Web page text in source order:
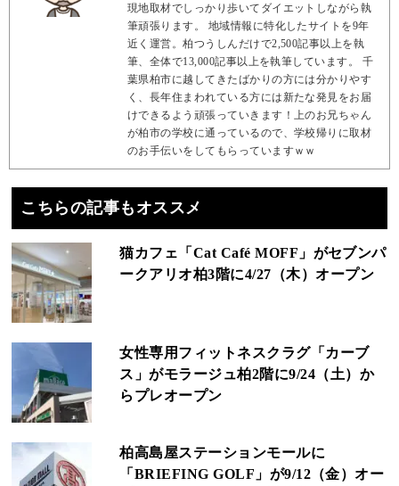
現地取材でしっかり歩いてダイエットしながら執
筆頑張ります。 地域情報に特化したサイトを9年
近く運営。柏つうしんだけで2,500記事以上を執
筆、全体で13,000記事以上を執筆しています。 千
葉県柏市に越してきたばかりの方には分かりやす
く、長年住まわれている方には新たな発見をお届
けできるよう頑張っていきます！上のお兄ちゃん
が柏市の学校に通っているので、学校帰りに取材
のお手伝いをしてもらっていますｗｗ
こちらの記事もオススメ
猫カフェ「Cat Café MOFF」がセブンパ
ークアリオ柏3階に4/27（木）オープン
女性専用フィットネスクラグ「カーブ
ス」がモラージュ柏2階に9/24（土）か
らプレオープン
柏高島屋ステーションモールに
「BRIEFING GOLF」が9/12（金）オー